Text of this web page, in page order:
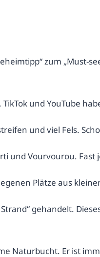
zum „Must-
und YouTube
und viel Fels.
und Vourvourou. Fast
Plätze aus
gehandelt.
Naturbucht. Er ist